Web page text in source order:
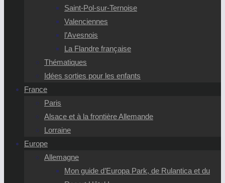
Saint-Pol-sur-Ternoise
Valenciennes
l’Avesnois
La Flandre française
Thématiques
Idées sorties pour les enfants
France
Paris
Alsace et à la frontière Allemande
Lorraine
Europe
Allemagne
Mon guide d’Europa Park, de Rulantica et du